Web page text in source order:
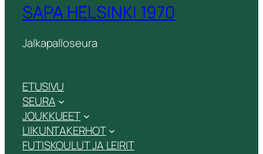
SAPA HELSINKI 1970
Jalkapalloseura
ETUSIVU
SEURA
JOUKKUEET
LIIKUNTAKERHOT
FUTISKOULUT JA LEIRIT